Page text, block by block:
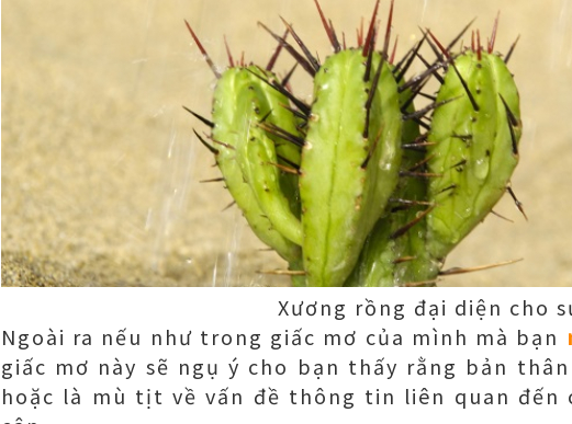
Xương rồng đại diện cho
Ngoài ra nếu như trong giấc mơ của mình mà bạn
giấc mơ này sẽ ngụ ý cho bạn thấy rằng bản
hoặc là mù tịt về vấn đề thông tin liên quan đến